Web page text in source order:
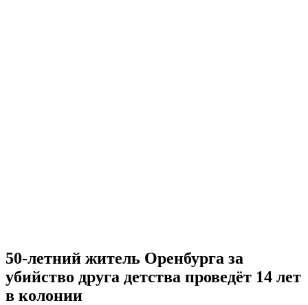
50-летний житель Оренбурга за
убийство друга детства проведёт 14 лет
в колонии